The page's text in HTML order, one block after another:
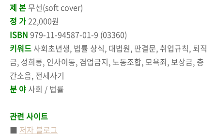
제 본 무선(soft cover)
정 가22,000원
ISBN 979-11-94587-01-9 (03360)
키워드 사회초년생, 법률 상식, 대법원, 판결문, 취업규칙, 퇴직
금, 성희롱, 인사이동, 겸업금지, 노동조합, 모욕죄, 보상금, 층
간소음, 전세사기
분 야 사회 / 법률
관련 사이트
■ 저자 블로그